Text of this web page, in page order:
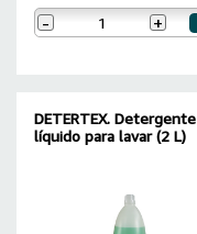
- +
DETERTEX. Detergente
líquido para lavar (2 L)